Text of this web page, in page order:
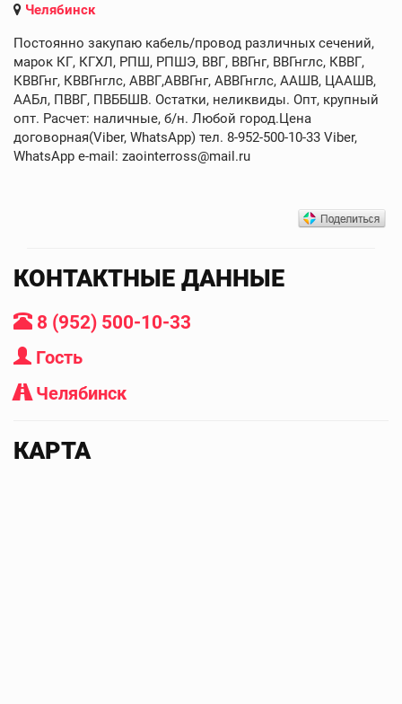
Челябинск
Постоянно закупаю кабель/провод различных сечений,
марок КГ, КГХЛ, РПШ, РПШЭ, ВВГ, ВВГнг, ВВГнглс, КВВГ,
КВВГнг, КВВГнглс, АВВГ,АВВГнг, АВВГнглс, ААШВ, ЦААШВ,
ААБл, ПВВГ, ПВББШВ. Остатки, неликвиды. Опт, крупный
опт. Расчет: наличные, б/н. Любой город.Цена
договорная(Viber, WhatsApp) тел. 8-952-500-10-33 Viber,
WhatsApp e-mail: zaointerross@mail.ru
КОНТАКТНЫЕ ДАННЫЕ
8 (952) 500-10-33
Гость
Челябинск
КАРТА